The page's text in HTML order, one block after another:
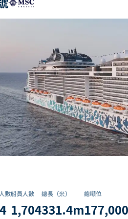
數船員人數
1,704
總長（米）
331.4m
總噸位
177,000